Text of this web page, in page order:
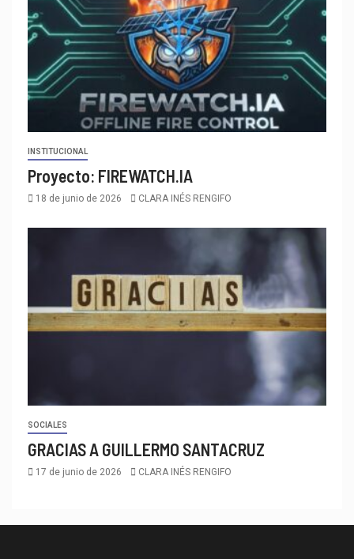
INSTITUCIONAL
Proyecto: FIREWATCH.IA
18 de junio de 2026 CLARA INÉS RENGIFO
SOCIALES
GRACIAS A GUILLERMO SANTACRUZ
17 de junio de 2026 CLARA INÉS RENGIFO